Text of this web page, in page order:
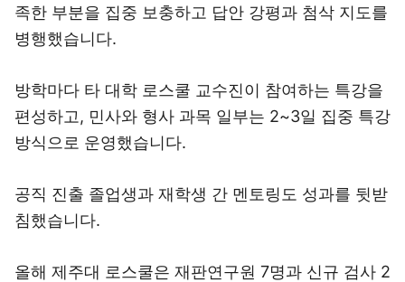
족한 부분을 집중 보충하고 답안 강평과 첨삭 지도를
병행했습니다.
방학마다 타 대학 로스쿨 교수진이 참여하는 특강을
편성하고, 민사와 형사 과목 일부는 2~3일 집중 특강
방식으로 운영했습니다.
공직 진출 졸업생과 재학생 간 멘토링도 성과를 뒷받
침했습니다.
올해 제주대 로스쿨은 재판연구원 7명과 신규 검사 2